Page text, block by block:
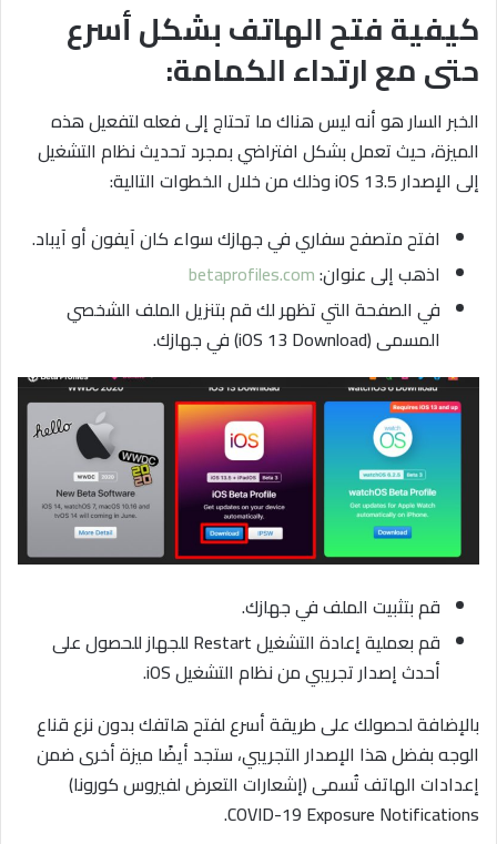
كيفية فتح الهاتف بشكل أسرع
حتى مع ارتداء الكمامة:
الخبر السار هو أنه ليس هناك ما تحتاج إلى فعله لتفعيل هذه
الميزة، حيث تعمل بشكل افتراضي بمجرد تحديث نظام التشغيل
إلى الإصدار iOS 13.5 وذلك من خلال الخطوات التالية:
افتح متصفح سفاري في جهازك سواء كان آيفون أو آيباد.
اذهب إلى عنوان:betaprofiles.com
في الصفحة التي تظهر لك قم بتنزيل الملف الشخصي
المسمى (iOS 13 Download) في جهازك.
قم بتثبيت الملف في جهازك.
قم بعملية إعادة التشغيل Restart للجهاز للحصول على
أحدث إصدار تجريبي من نظام التشغيل iOS.
بالإضافة لحصولك على طريقة أسرع لفتح هاتفك بدون نزع قناع
الوجه بفضل هذا الإصدار التجريبي، ستجد أيضًا ميزة أخرى ضمن
إعدادات الهاتف تُسمى (إشعارات التعرض لفيروس كورونا)
COVID-19 Exposure Notifications.